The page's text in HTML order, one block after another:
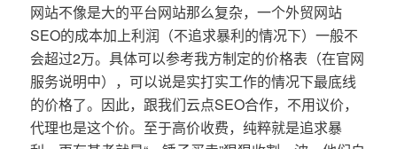
网站不像是大的平台网站那么复杂，一个外贸网站
SEO的成本加上利润（不追求暴利的情况下）一般不
会超过2万。具体可以参考我方制定的价格表（在官网
服务说明中），可以说是实打实工作的情况下最底线
的价格了。因此，跟我们云点SEO合作，不用议价，
代理也是这个价。至于高价收费，纯粹就是追求暴